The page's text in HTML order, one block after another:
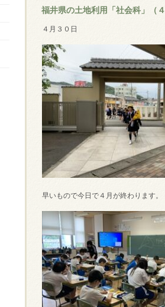
福井県の土地利用「社会科」（４
４月３０日
早いもので今日で４月が終わります。